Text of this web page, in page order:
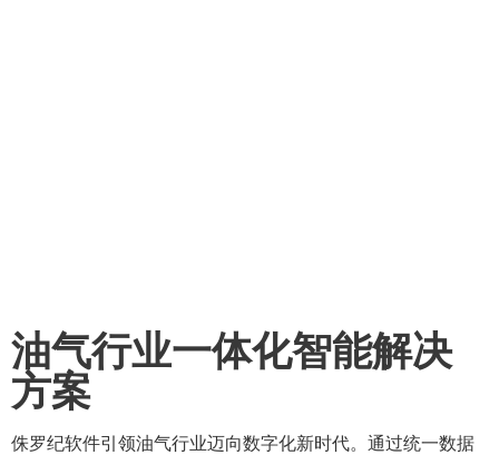
油气行业一体化智能解决
方案
侏罗纪软件引领油气行业迈向数字化新时代。通过统一数据